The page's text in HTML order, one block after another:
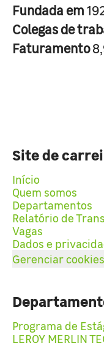
Fundada em
Colegas de
Faturamento
Site de
Início
Quem somos
Departamentos
Relatório de
Vagas
Dados e
Gerenciar cookies
Programa de
LEROY MERLIN